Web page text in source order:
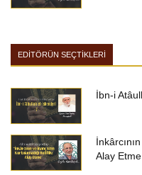
EDİTÖRÜN SEÇTİKLERİ
İbn-i
Alay Etme